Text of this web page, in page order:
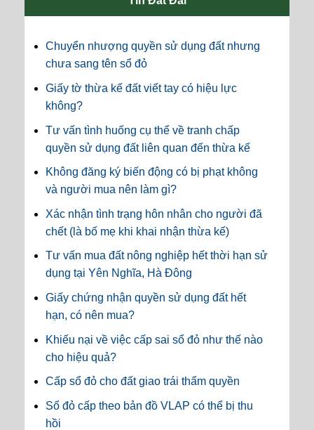
Chuyển nhượng quyền sử dụng đất nhưng
chưa sang tên sổ đỏ
Giấy tờ thừa kế đất viết tay có hiệu lực
không?
Tư vấn tình huống cụ thể về tranh chấp
quyền sử dụng đất liên quan đến thừa kế
Không đăng ký biến động có bị phạt không
và người mua nên làm gì?
Xác nhận tình trạng hôn nhân cho người đã
chết (là bố mẹ khi khai nhận thừa kế)
Tư vấn mua đất nông nghiệp hết thời hạn sử
dụng tại Yên Nghĩa, Hà Đông
Giấy chứng nhận quyền sử dụng đất hết
hạn, có nên mua?
Khiếu nại về việc cấp sai sổ đỏ như thế nào
cho hiệu quả?
Cấp sổ đỏ cho đất giao trái thẩm quyền
Sổ đỏ cấp theo bản đồ VLAP có thể bị thu
hồi